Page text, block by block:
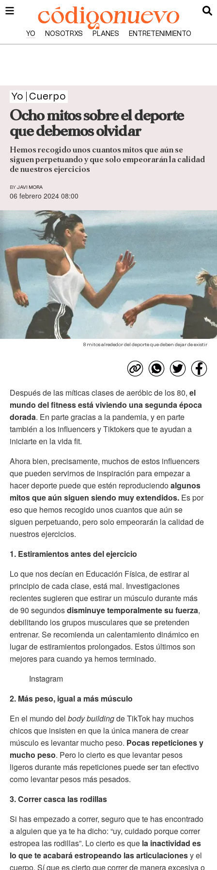
YO NOSOTRXS PLANES ENTRETENIMIENTO
Yo Cuerpo
Ocho mitos sobre el deporte
que debemos olvidar
Hemos recogido unos cuantos mitos que aún se
siguen perpetuando y que solo empeorarán la calidad
de nuestros ejercicios
BY JAVI MORA
06 febrero 2024 08:00
8 mitos alrededor del deporte que deben dejar de existir
Después de las míticas clases de aeróbic de los 80, el
mundo del fitness está viviendo una segunda época
dorada. En parte gracias a la pandemia, y en parte
también a los influencers y Tiktokers que te ayudan a
iniciarte en la vida fit.
Ahora bien, precisamente, muchos de estos influencers
que pueden servirnos de inspiración para empezar a
hacer deporte puede que estén reproduciendoalgunos
mitos que aún siguen siendo muy extendidos. Es por
eso que hemos recogido unos cuantos que aún se
siguen perpetuando, pero solo empeorarán la calidad de
nuestros ejercicios.
1. Estiramientos antes del ejercicio
Lo que nos decían en Educación Física, de estirar al
principio de cada clase, está mal. Investigaciones
recientes sugieren que estirar un músculo durante más
de 90 segundosdisminuye temporalmente su fuerza,
debilitando los grupos musculares que se pretenden
entrenar. Se recomienda un calentamiento dinámico en
lugar de estiramientos prolongados. Estos últimos son
mejores para cuando ya hemos terminado.
Instagram
2. Más peso, igual a más músculo
En el mundo del body buildingde TikTok hay muchos
chicos que insisten en que la única manera de crear
músculo es levantar mucho peso. Pocas repeticiones y
mucho peso. Pero lo cierto es que levantar pesos
ligeros durante más repeticiones puede ser tan efectivo
como levantar pesos más pesados.
3. Correr casca las rodillas
Si has empezado a correr, seguro que te has encontrado
a alguien que ya te ha dicho: “uy, cuidado porque correr
estropea las rodillas”. Lo cierto es que la inactividad es
lo que te acabará estropeando las articulacionesy el
cuerpo. Sí que es cierto que correr de manera excesiva o